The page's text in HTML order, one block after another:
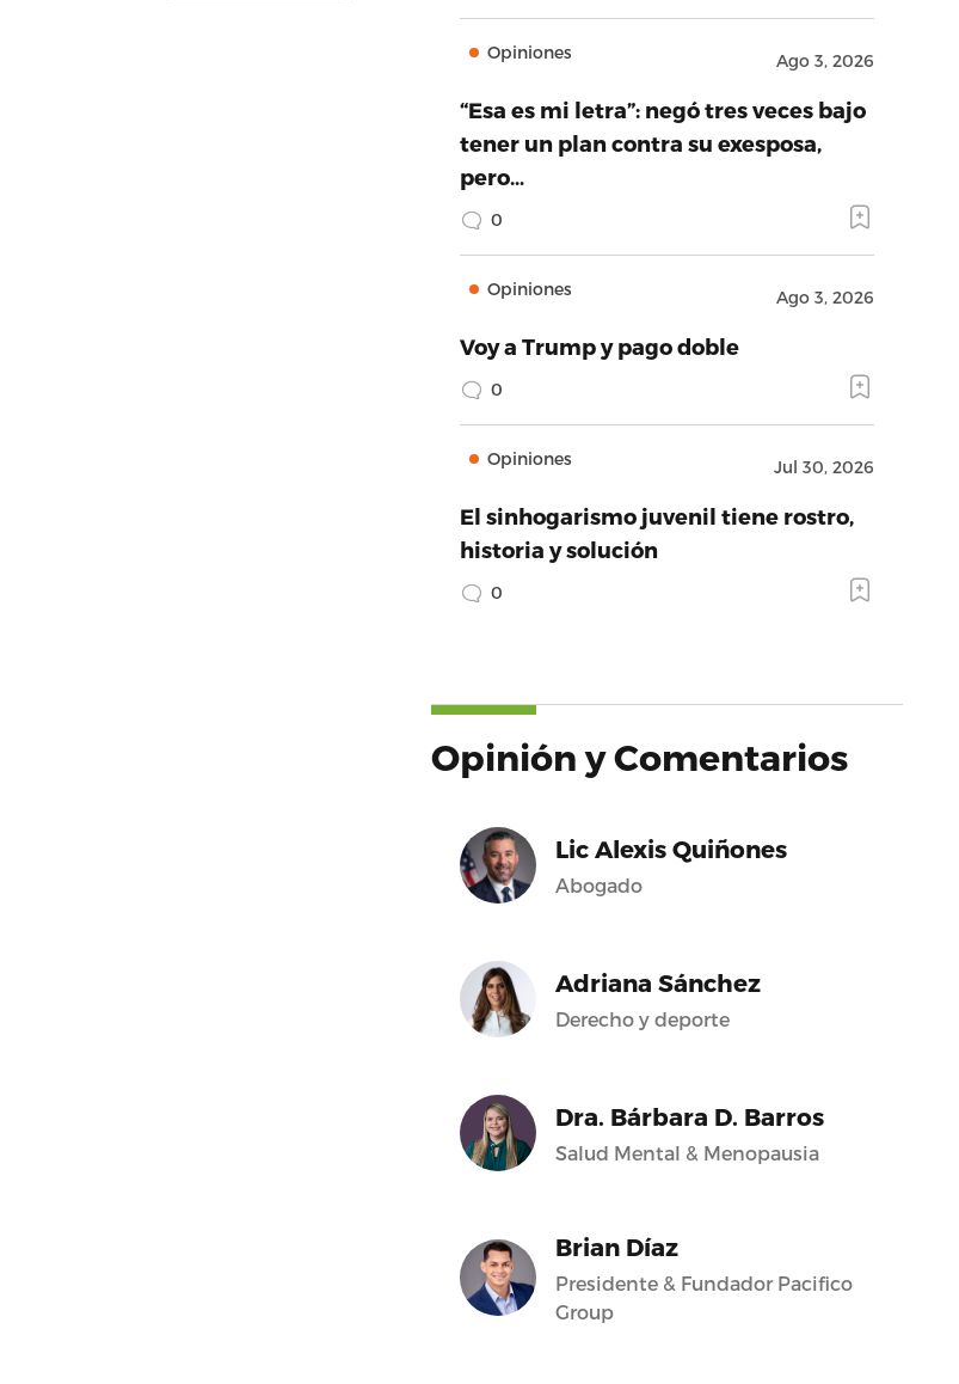
Opiniones Ago 3, 2026
“Esa es mi letra”: negó tres veces bajo
tener un plan contra su exesposa,
pero…
0
Opiniones Ago 3, 2026
Voy a Trump y pago doble
0
Opiniones Jul 30, 2026
El sinhogarismo juvenil tiene rostro,
historia y solución
0
Opinión y Comentarios
Lic Alexis Quiñones
Abogado
Adriana Sánchez
Derecho y deporte
Dra. Bárbara D. Barros
Salud Mental & Menopausia
Brian Díaz
Presidente & Fundador Pacifico
Group